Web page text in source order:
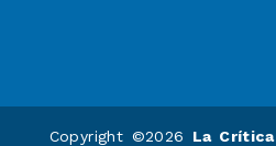
Copyright ©2026 La Crítica